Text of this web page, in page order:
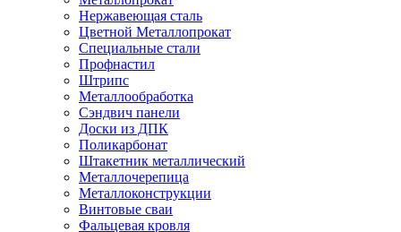
Нержавеющая сталь
Цветной Металлопрокат
Специальные стали
Профнастил
Штрипс
Металлообработка
Сэндвич панели
Доски из ДПК
Поликарбонат
Штакетник металлический
Металлочерепица
Металлоконструкции
Винтовые сваи
Фальцевая кровля